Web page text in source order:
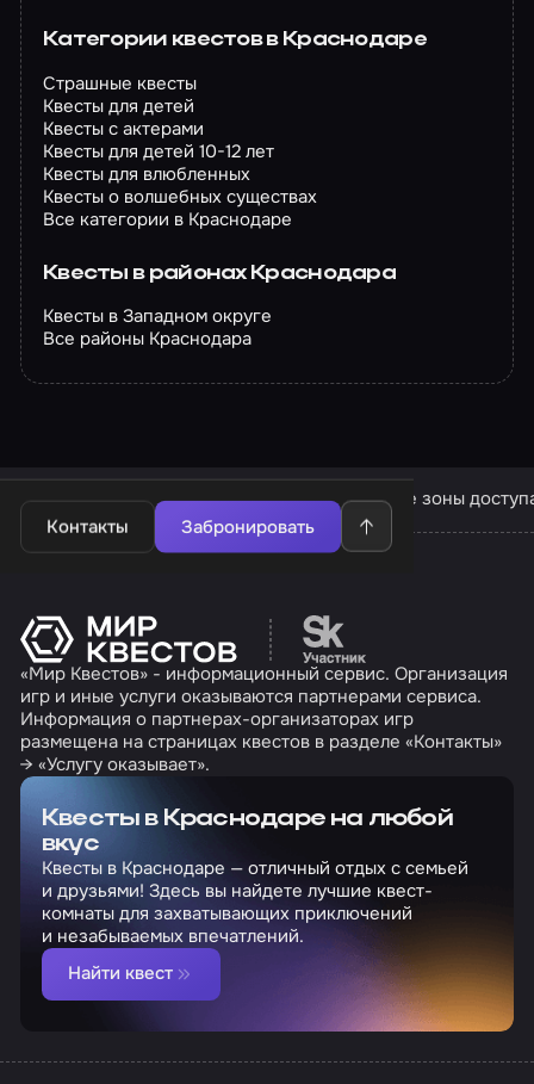
Категории квестов в Краснодаре
Страшные квесты
Квесты для детей
Квесты с актерами
Квесты для детей 10-12 лет
Квесты для влюбленных
Квесты о волшебных существах
Все категории в Краснодаре
Квесты в районах Краснодара
Квесты в Западном округе
Все районы Краснодара
Контакты Забронировать
Квесты в Краснодаре Квесты компании «Вне зоны
Перейти на сайт
«Мир Квестов» - информационный сервис. Организация
игр и иные услуги оказываются партнерами сервиса.
Информация о партнерах-организаторах игр
размещена на страницах квестов в разделе «Контакты»
→ «Услугу оказывает».
Квесты в Краснодаре на любой
вкус
Квесты в Краснодаре — отличный отдых с семьей
и друзьями! Здесь вы найдете лучшие квест-
комнаты для захватывающих приключений
и незабываемых впечатлений.
Найти квест